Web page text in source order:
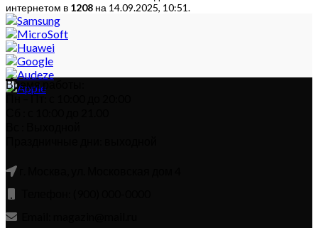
интернетом в 1208 на 14.09.2025, 10:51.
Время работы:
Пн – Пт: с 10:00 до 20:00